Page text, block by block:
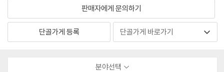
판매자에게 문의하기
단골가게 등록
분야선택